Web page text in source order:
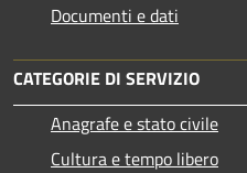
Documenti e dati
CATEGORIE DI SERVIZIO
Anagrafe e stato civile
Cultura e tempo libero